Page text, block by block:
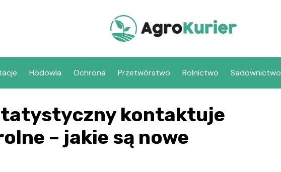
Hodowla Ochrona Przetwórstwo Rolnictwo Sadownictwo
kontaktuje
– jakie są nowe